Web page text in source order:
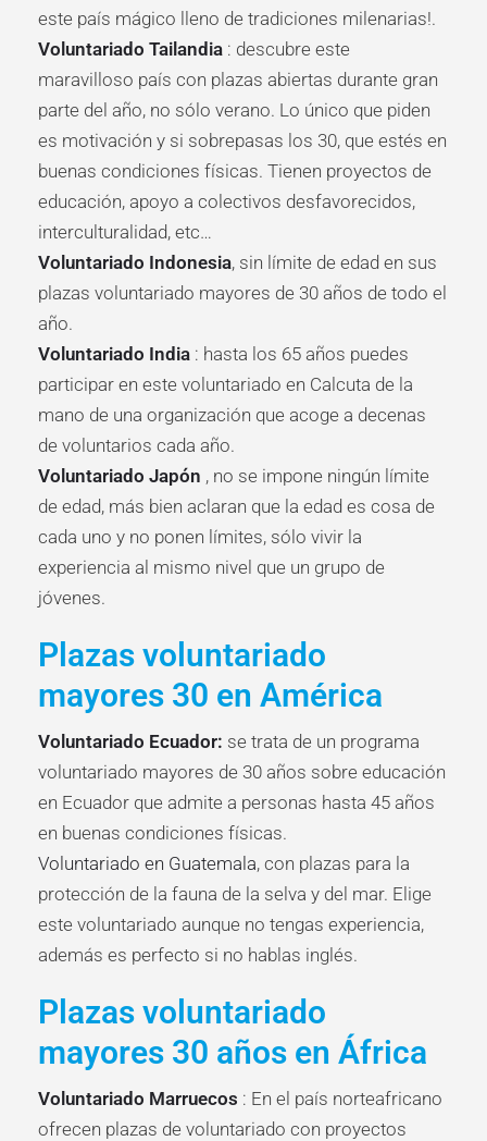
este país mágico lleno de tradiciones milenarias!.
Voluntariado Tailandia : descubre este
maravilloso país con plazas abiertas durante gran
parte del año, no sólo verano. Lo único que piden
es motivación y si sobrepasas los 30, que estés en
buenas condiciones físicas. Tienen proyectos de
educación, apoyo a colectivos desfavorecidos,
interculturalidad, etc…
Voluntariado Indonesia, sin límite de edad en sus
plazas voluntariado mayores de 30 años de todo el
año.
Voluntariado India : hasta los 65 años puedes
participar en este voluntariado en Calcuta de la
mano de una organización que acoge a decenas
de voluntarios cada año.
Voluntariado Japón , no se impone ningún límite
de edad, más bien aclaran que la edad es cosa de
cada uno y no ponen límites, sólo vivir la
experiencia al mismo nivel que un grupo de
jóvenes.
Plazas voluntariado
mayores 30 en América
Voluntariado Ecuador: se trata de un programa
voluntariado mayores de 30 años sobre educación
en Ecuador que admite a personas hasta 45 años
en buenas condiciones físicas.
Voluntariado en Guatemala, con plazas para la
protección de la fauna de la selva y del mar. Elige
este voluntariado aunque no tengas experiencia,
además es perfecto si no hablas inglés.
Plazas voluntariado
mayores 30 años en África
Voluntariado Marruecos : En el país norteafricano
ofrecen plazas de voluntariado con proyectos